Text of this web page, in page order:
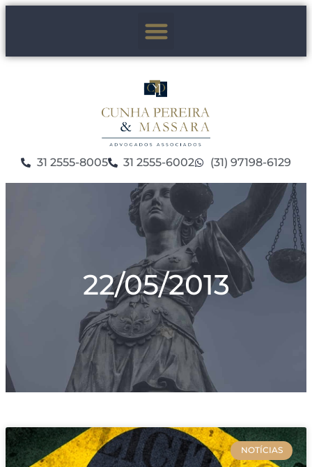
31 2555-8005 31 2555-6002 (31) 97198-6129
22/05/2013
NOTÍCIAS